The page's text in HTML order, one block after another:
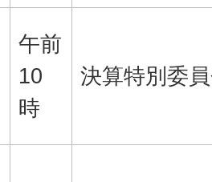
午前
10
時
決算特別委